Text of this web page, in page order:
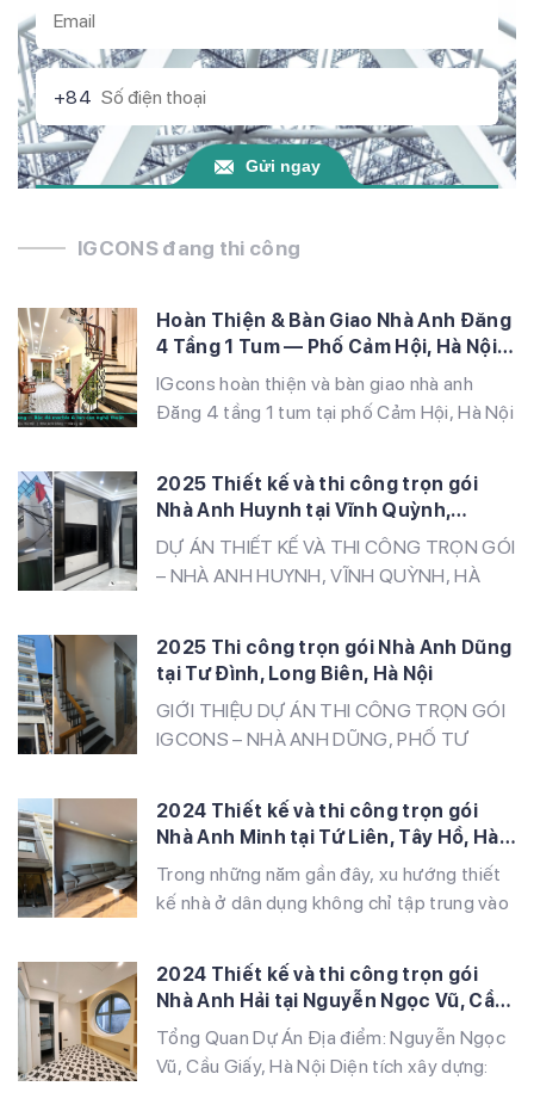
+84
Gửi ngay
IGCONS đang thi công
Hoàn Thiện & Bàn Giao Nhà Anh Đăng
4 Tầng 1 Tum — Phố Cảm Hội, Hà Nội |
IGcons
IGcons hoàn thiện và bàn giao nhà anh
Đăng 4 tầng 1 tum tại phố Cảm Hội, Hà Nội
với tranh sơn dầu, lan can sắt nghệ thuật,
vườn sân thượng và nội thất gỗ tự nhiên
2025 Thiết kế và thi công trọn gói
Nhà Anh Huynh tại Vĩnh Quỳnh,
Thanh Trì, Hà Nội
DỰ ÁN THIẾT KẾ VÀ THI CÔNG TRỌN GÓI
– NHÀ ANH HUYNH, VĨNH QUỲNH, HÀ
công trọn gói công trình nhà ở của anh
Huynh tại Vĩnh Quỳnh, Thanh Trì, Hà Nội.
Công trình được xây dựng theo phong
cách hiện đại, công […]
2025 Thi công trọn gói Nhà Anh Dũng
tại Tư Đình, Long Biên, Hà Nội
GIỚI THIỆU DỰ ÁN THI CÔNG TRỌN GÓI
IGCONS – NHÀ ANH DŨNG, PHỐ TƯ
hạnh là đơn vị thi công trọn gói dự án nhà ở
gia đình cho anh Dũng, tọa lạc tại phố Tư
Đình, quận Long Biên, Hà Nội. Đây là một
trong những […]
2024 Thiết kế và thi công trọn gói
Nhà Anh Minh tại Tứ Liên, Tây Hồ, Hà
Nội
Trong những năm gần đây, xu hướng thiết
kế nhà ở dân dụng không chỉ tập trung vào
nghi, bền vững. Dự án nhà anh Minh tại Tứ
Liên, Tây Hồ là một minh chứng tiêu biểu
cho sự kết hợp hài hòa giữa nét […]
2024 Thiết kế và thi công trọn gói
Nhà Anh Hải tại Nguyễn Ngọc Vũ, Cầu
Giấy, Hà Nội
Tổng Quan Dự Án Địa điểm: Nguyễn Ngọc
Vũ, Cầu Giấy, Hà Nội Diện tích xây dựng: